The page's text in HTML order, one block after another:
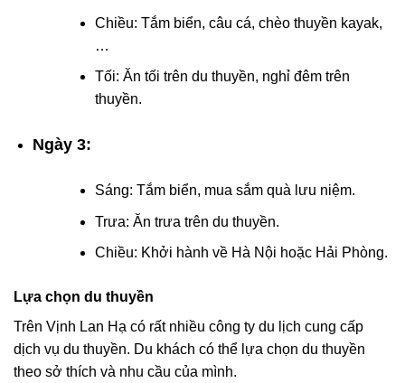
Chiều: Tắm biển, câu cá, chèo thuyền kayak,
…
Tối: Ăn tối trên du thuyền, nghỉ đêm trên
thuyền.
Ngày 3:
Sáng: Tắm biển, mua sắm quà lưu niệm.
Trưa: Ăn trưa trên du thuyền.
Chiều: Khởi hành về Hà Nội hoặc Hải Phòng.
Lựa chọn du thuyền
Trên Vịnh Lan Hạ có rất nhiều công ty du lịch cung cấp
dịch vụ du thuyền. Du khách có thể lựa chọn du thuyền
theo sở thích và nhu cầu của mình.